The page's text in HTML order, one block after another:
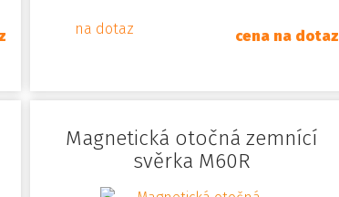
na dotaz cena na dotaz
Magnetická otočná zemnící
svěrka M60R